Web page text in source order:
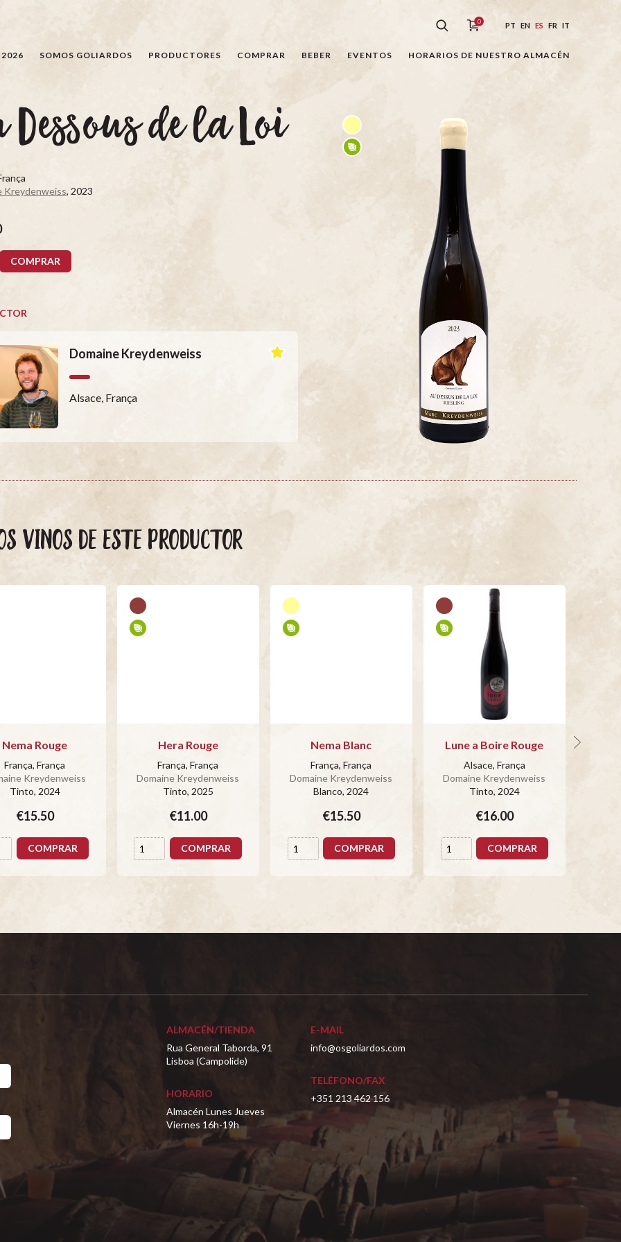
0 PT EN ES FR IT
SOMOS GOLIARDOS PRODUCTORES COMPRAR BEBER EVENTOS HORARIOS DE NUESTRO ALMACÉN
Dessous de la Loi
Kreydenweiss, 2023
COMPRAR
Domaine Kreydenweiss
Alsace, França
VINOS DE ESTE PRODUCTOR
Nema Rouge
França, França
Kreydenweiss
Tinto, 2024
€15.50
COMPRAR
Hera Rouge
França, França
Domaine Kreydenweiss
Tinto, 2025
€11.00
COMPRAR
Nema Blanc
França, França
Domaine Kreydenweiss
Blanco, 2024
€15.50
COMPRAR
Lune a Boire Rouge
Alsace, França
Domaine Kreydenweiss
Tinto, 2024
€16.00
COMPRAR
ALMACÉN/TIENDA
Rua General Taborda, 91
Lisboa (Campolide)
HORARIO
Almacén Lunes Jueves
Viernes 16h-19h
E-MAIL
info@osgoliardos.com
TELÉFONO/FAX
+351 213 462 156